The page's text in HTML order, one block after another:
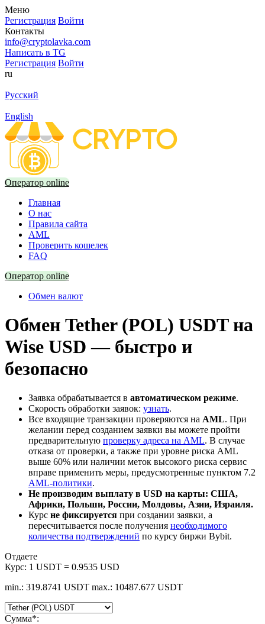
Меню
Регистрация Войти
Контакты
info@cryptolavka.com
Написать в TG
Регистрация Войти
ru
Русский
English
Оператор online
Главная
О нас
Правила сайта
AML
Проверить кошелек
FAQ
Оператор online
Обмен валют
Обмен Tether (POL) USDT на
Wise USD — быстро и
безопасно
Заявка обрабатывается в автоматическом режиме.
Скорость обработки заявок: узнать.
Все входящие транзакции проверяются на AML. При
желании перед созданием заявки вы можете пройти
предварительную проверку адреса на AML. В случае
отказа от проверки, а также при уровне риска AML
выше 60% или наличии меток высокого риска сервис
вправе применить меры, предусмотренные пунктом 7.2
AML-политики.
Не производим выплату в USD на карты: США,
Африки, Польши, России, Молдовы, Азии, Израиля.
Курс не фиксируется при создании заявки, а
пересчитывается после получения необходимого
количества подтверждений по курсу биржи Bybit.
Отдаете
Курс: 1 USDT = 0.9535 USD
min.: 319.8741 USDT max.: 10487.677 USDT
Сумма*: